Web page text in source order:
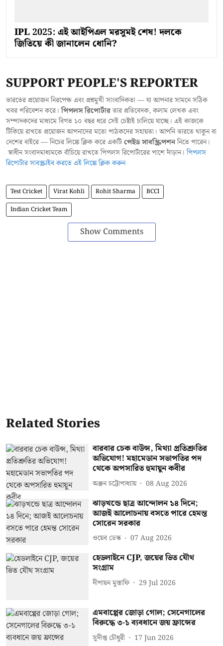
IPL 2025: এই আইপিএল মরসুমই শেষ! দলকে
জিতিয়ে কী জানালেন ধোনি?
SUPPORT PEOPLE'S REPORTER
ভারতের প্রয়োজন নিরপেক্ষ এবং প্রশ্নমুখী সাংবাদিকতা — যা আপনার সামনে সঠিক
খবর পরিবেশন করে।পিপলস রিপোর্টারতার প্রতিবেদক, কলাম লেখক এবং
সম্পাদকদের মাধ্যমে বিগত ১০ বছর ধরে সেই চেষ্টাই চালিয়ে যাচ্ছে। এই কাজকে
টিকিয়ে রাখতে প্রয়োজন আপনাদের মতো পাঠকদের সহায়তা। আপনি ভারতে থাকুন বা
দেশের বাইরে — নিচের লিঙ্কে ক্লিক করে একটিপেইড সাবস্ক্রিপশননিতে পারেন।
স্বাধীন সংবাদমাধ্যমকে বাঁচিয়ে রাখতে পিপলস রিপোর্টারের পাশে দাঁড়ান।পিপলস
রিপোর্টার সাবস্ক্রাইব করতে এই লিঙ্কে ক্লিক করুন
Test Cricket Virat Kohli Rohit Sharma
BCCI
Indian Cricket Team
Show Comments
Related Stories
বারবার চেক বাউন্স, মিথ্যা প্রতিশ্রুতির
অভিযোগ! মহামেডান সভাপতির পদ
থেকে অপসারিত হুমায়ুন কবীর
অঞ্জন চট্টোপাধ্যায় 08 Aug 2026
ঝাড়খন্ডে ছাত্র আন্দোলন ১৪ দিনে;
আজই আলোচনায় বসতে পারে হেমন্ত
সোরেন সরকার
ওয়েব ডেস্ক 07 Aug 2026
হেডলাইনে CJP, জয়ের ভিত যৌথ
সংগ্রাম
দীপায়ন মুস্তাফি 29 Jul 2026
এমবাপ্পের জোড়া গোল; সেনেগালের
বিরুদ্ধে ৩-১ ব্যবধানে জয় ফ্রান্সের
সুদীপ্ত চৌধুরী 17 Jun 2026